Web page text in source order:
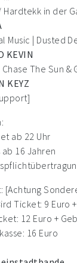
Hardtekk in der
Music | Dusted
KEVIN
The Sun &
KEYZ
ab 22 Uhr
ab 16 Jahren
[Achtung
Ticket: 9 Euro
12 Euro +
16 Euro